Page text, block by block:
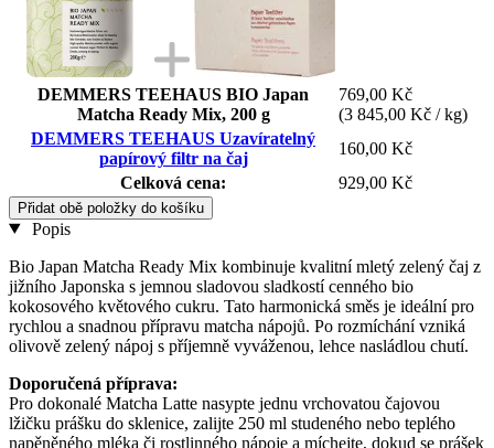
DEMMERS TEEHAUS BIO Japan
Matcha Ready Mix, 200 g
769,00 Kč
(3 845,00 Kč / kg)
DEMMERS TEEHAUS Uzavíratelný
papírový filtr na čaj
160,00 Kč
Celková cena:
929,00 Kč
Přidat obě položky do košíku
Popis
Bio Japan Matcha Ready Mix kombinuje kvalitní mletý zelený čaj z
jižního Japonska s jemnou sladovou sladkostí cenného bio
kokosového květového cukru. Tato harmonická směs je ideální pro
rychlou a snadnou přípravu matcha nápojů. Po rozmíchání vzniká
olivově zelený nápoj s příjemně vyváženou, lehce nasládlou chutí.
Doporučená příprava:
Pro dokonalé Matcha Latte nasypte jednu vrchovatou čajovou
lžičku prášku do sklenice, zalijte 250 ml studeného nebo teplého
napěněného mléka či rostlinného nápoje a míchejte, dokud se prášek